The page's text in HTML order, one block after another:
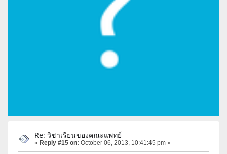
Re: วิชาเรียนของคณะแพทย์
« Reply #15 on: October 06, 2013, 10:41:45 pm »